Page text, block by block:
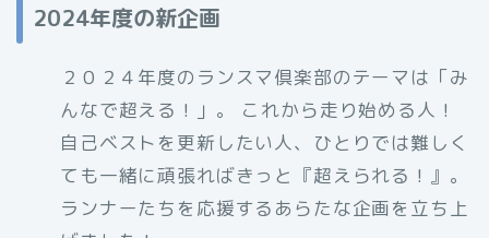
2024年度の新企画
２０２４年度のランスマ倶楽部のテーマは「み
んなで超える！」。 これから走り始める人！
自己ベストを更新したい人、ひとりでは難しく
ても一緒に頑張ればきっと『超えられる！』。
ランナーたちを応援するあらたな企画を立ち上